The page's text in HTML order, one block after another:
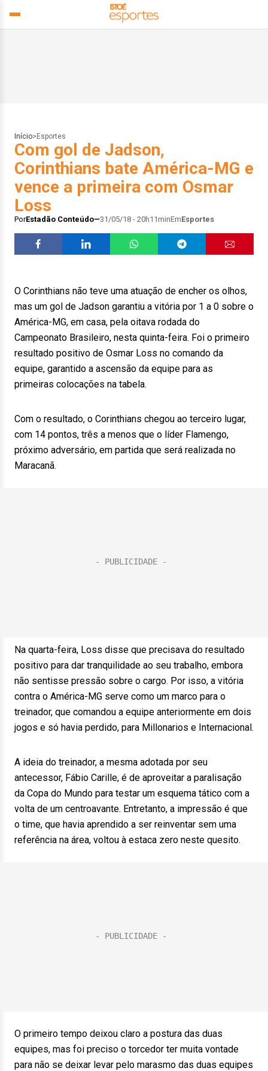
Início> Esportes
Com gol de Jadson,
Corinthians bate América-MG e
vence a primeira com Osmar
Loss
PorEstadão Conteúdo 31/05/18 - 20h11minEmEsportes
O Corinthians não teve uma atuação de encher os olhos,
mas um gol de Jadson garantiu a vitória por 1 a 0 sobre o
América-MG, em casa, pela oitava rodada do
Campeonato Brasileiro, nesta quinta-feira. Foi o primeiro
resultado positivo de Osmar Loss no comando da
equipe, garantido a ascensão da equipe para as
primeiras colocações na tabela.
Com o resultado, o Corinthians chegou ao terceiro lugar,
com 14 pontos, três a menos que o líder Flamengo,
próximo adversário, em partida que será realizada no
Maracanã.
Na quarta-feira, Loss disse que precisava do resultado
positivo para dar tranquilidade ao seu trabalho, embora
não sentisse pressão sobre o cargo. Por isso, a vitória
contra o América-MG serve como um marco para o
treinador, que comandou a equipe anteriormente em dois
jogos e só havia perdido, para Millonarios e Internacional.
A ideia do treinador, a mesma adotada por seu
antecessor, Fábio Carille, é de aproveitar a paralisação
da Copa do Mundo para testar um esquema tático com a
volta de um centroavante. Entretanto, a impressão é que
o time, que havia aprendido a ser reinventar sem uma
referência na área, voltou à estaca zero neste quesito.
O primeiro tempo deixou claro a postura das duas
equipes, mas foi preciso o torcedor ter muita vontade
para não se deixar levar pelo marasmo das duas equipes